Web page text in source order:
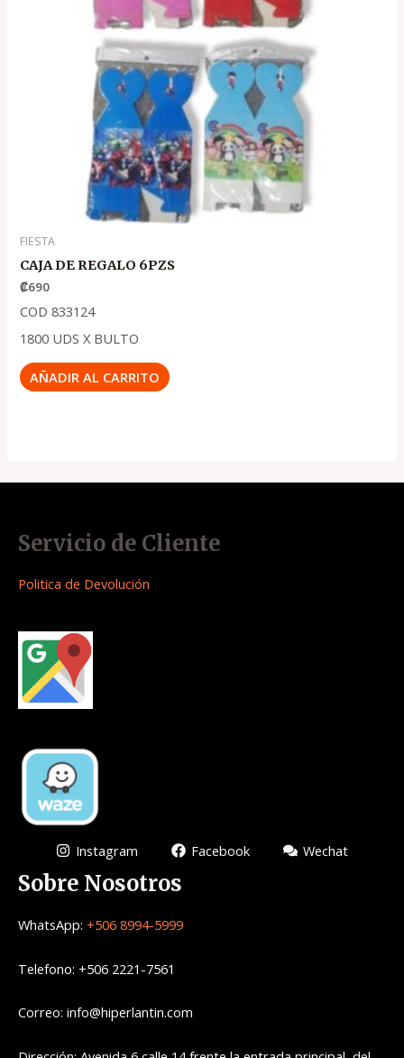
FIESTA
CAJA DE REGALO 6PZS
₡690
COD 833124
1800 UDS X BULTO
AÑADIR AL CARRITO
Servicio de Cliente
Politica de Devolución
Instagram Facebook Wechat
Sobre Nosotros
WhatsApp: +506 8994-5999
Telefono: +506 2221-7561
Correo: info@hiperlantin.com